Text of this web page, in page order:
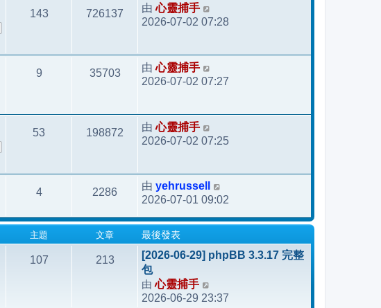
143 726137 由心靈捕手
2026-07-02 07:28
9 35703 由心靈捕手
2026-07-02 07:27
53 198872 由心靈捕手
2026-07-02 07:25
4 2286 由 yehrussell
2026-07-01 09:02
主題 文章 最後發表
107 213
[2026-06-29] phpBB 3.3.17 完整
包
由心靈捕手
視
2026-06-29 23:37